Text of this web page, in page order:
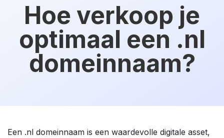
Hoe verkoop je
optimaal een .nl
domeinnaam?
Een .nl domeinnaam is een waardevolle digitale asset,